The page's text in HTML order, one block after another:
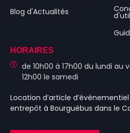
Blog d'Actualités
HORAIRES
de 10h00 à 17h00 du lundi au
12h00 le samedi
Location d’article d’événementiel
entrepôt à Bourguébus dans le